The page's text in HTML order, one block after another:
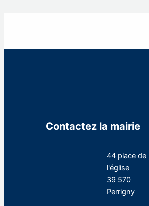
Contactez la mairie
44 place de
l'église
39 570
Perrigny